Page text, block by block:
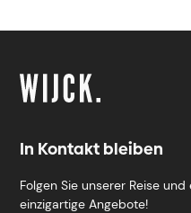
In Kontakt bleiben
Folgen Sie unserer Reise
einzigartige Angebote!